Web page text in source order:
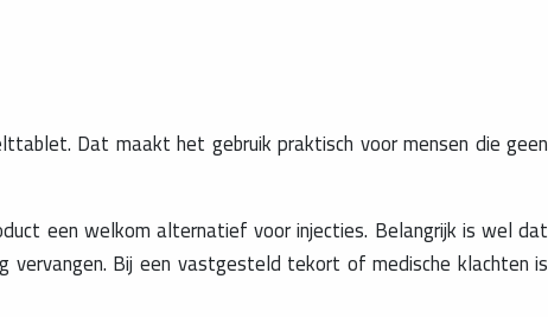
Dat maakt het gebruik praktisch voor mensen die geen
een welkom alternatief voor injecties. Belangrijk is wel dat
vervangen. Bij een vastgesteld tekort of medische klachten is